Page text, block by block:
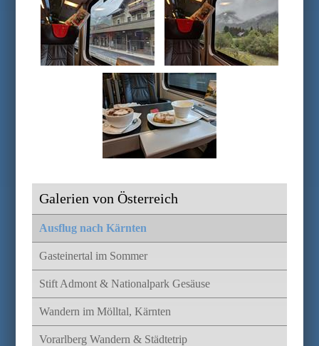
Galerien von Österreich
Ausflug nach Kärnten
Gasteinertal im Sommer
Stift Admont & Nationalpark Gesäuse
Wandern im Mölltal, Kärnten
Vorarlberg Wandern & Städtetrip